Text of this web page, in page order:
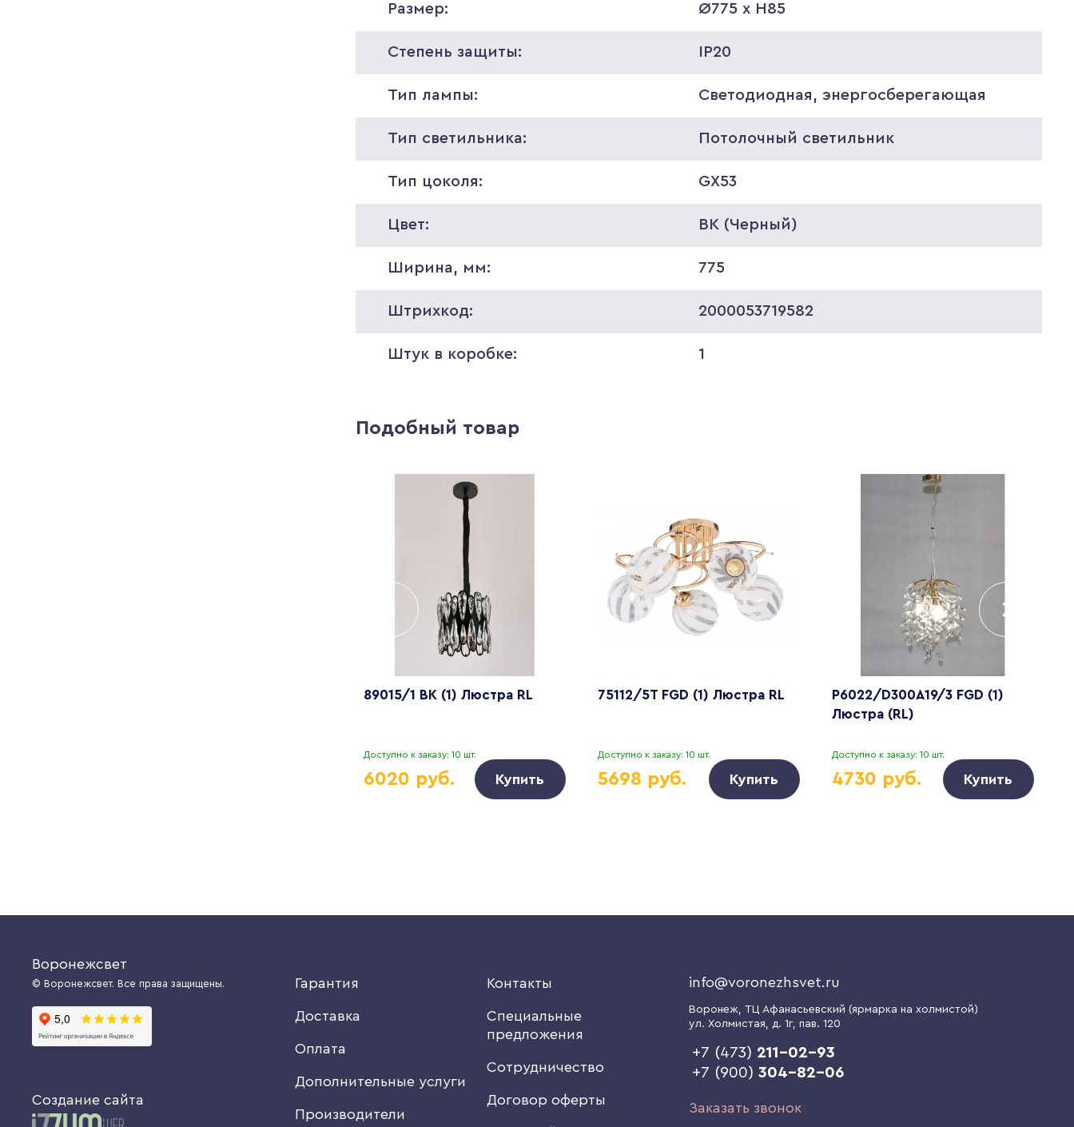
Размер: Ø775 x H85
Степень защиты: IP20
Тип лампы: Светодиодная, энергосберегающая
Тип светильника: Потолочный светильник
Тип цоколя: GX53
Цвет: BK (Черный)
Ширина, мм: 775
Штрихкод: 2000053719582
Штук в коробке: 1
Подобный товар
89015/1 BK (1) Люстра RL
Доступно к заказу: 10 шт.
6020 руб. Купить
75112/5T FGD (1) Люстра RL
Доступно к заказу: 10 шт.
5698 руб. Купить
P6022/D300A19/3 FGD (1)
Люстра (RL)
Доступно к заказу: 10 шт.
4730 руб. Купить
Воронежсвет
© Воронежсвет. Все права защищены.
Создание сайта
Гарантия
Доставка
Оплата
Дополнительные услуги
Производители
Контакты
Специальные
предложения
Сотрудничество
Договор оферты
info@voronezhsvet.ru
Воронеж, ТЦ Афанасьевский (ярмарка на холмистой)
ул. Холмистая, д. 1г, пав. 120
+7 (473) 211-02-93
+7 (900) 304-82-06
Заказать звонок